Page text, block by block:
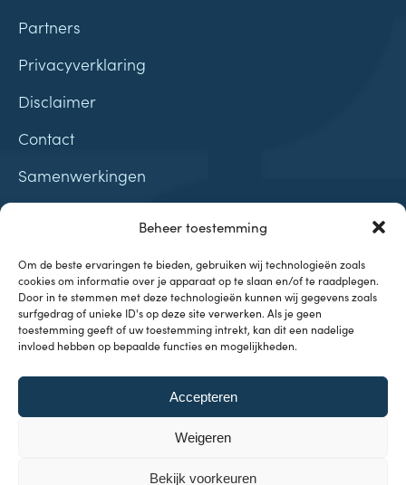
Beheer toestemming
Om de beste ervaringen te bieden, gebruiken wij technologieën zoals
cookies om informatie over je apparaat op te slaan en/of te raadplegen.
Door in te stemmen met deze technologieën kunnen wij gegevens zoals
surfgedrag of unieke ID's op deze site verwerken. Als je geen
toestemming geeft of uw toestemming intrekt, kan dit een nadelige
invloed hebben op bepaalde functies en mogelijkheden.
Accepteren
Weigeren
Bekijk voorkeuren
Partners
Privacyverklaring
Disclaimer
Contact
Samenwerkingen
Onderwerpen
Investeren & Beleggen
Inflatie & Deflatie
Koopkracht